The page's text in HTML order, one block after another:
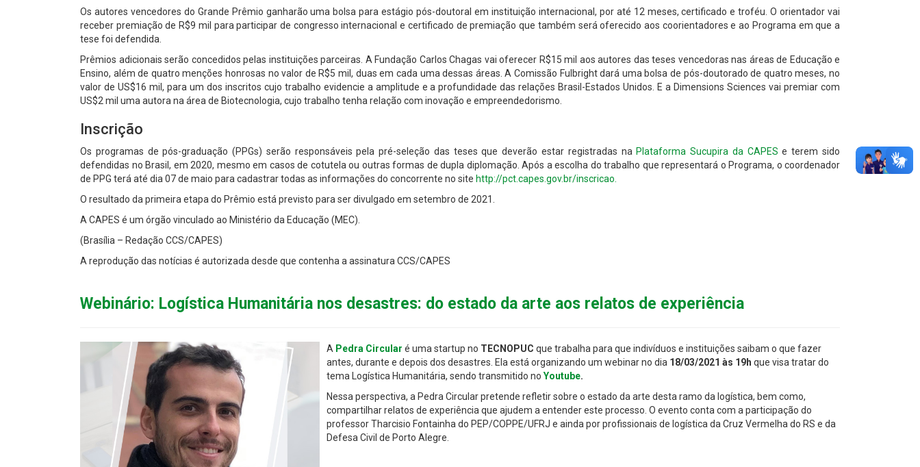
Os autores vencedores do Grande Prêmio ganharão uma bolsa para estágio pós-doutoral em instituição internacional, por até 12 meses, certificado e troféu. O orientador vai
receber premiação de R$9 mil para participar de congresso internacional e certificado de premiação que também será oferecido aos coorientadores e ao Programa em que a
tese foi defendida.
Prêmios adicionais serão concedidos pelas instituições parceiras. A Fundação Carlos Chagas vai oferecer R$15 mil aos autores das teses vencedoras nas áreas de Educação e
Ensino, além de quatro menções honrosas no valor de R$5 mil, duas em cada uma dessas áreas. A Comissão Fulbright dará uma bolsa de pós-doutorado de quatro meses, no
valor de US$16 mil, para um dos inscritos cujo trabalho evidencie a amplitude e a profundidade das relações Brasil-Estados Unidos. E a Dimensions Sciences vai premiar com
US$2 mil uma autora na área de Biotecnologia, cujo trabalho tenha relação com inovação e empreendedorismo.
Inscrição
Os programas de pós-graduação (PPGs) serão responsáveis pela pré-seleção das teses que deverão estar registradas na Plataforma Sucupira da CAPES e terem sido
defendidas no Brasil, em 2020, mesmo em casos de cotutela ou outras formas de dupla diplomação. Após a escolha do trabalho que representará o Programa, o coordenador
de PPG terá até dia 07 de maio para cadastrar todas as informações do concorrente no site http://pct.capes.gov.br/inscricao.
O resultado da primeira etapa do Prêmio está previsto para ser divulgado em setembro de 2021.
A CAPES é um órgão vinculado ao Ministério da Educação (MEC).
(Brasília – Redação CCS/CAPES)
A reprodução das notícias é autorizada desde que contenha a assinatura CCS/CAPES
Webinário: Logística Humanitária nos desastres: do estado da arte aos relatos de experiência
A Pedra Circular é uma startup no TECNOPUC que trabalha para que indivíduos e instituições saibam o que fazer
antes, durante e depois dos desastres. Ela está organizando um webinar no dia 18/03/2021 às 19h que visa tratar do
tema Logística Humanitária, sendo transmitido no Youtube.
Nessa perspectiva, a Pedra Circular pretende refletir sobre o estado da arte desta ramo da logística, bem como,
compartilhar relatos de experiência que ajudem a entender este processo. O evento conta com a participação do
professor Tharcisio Fontainha do PEP/COPPE/UFRJ e ainda por profissionais de logística da Cruz Vermelha do RS e da
Defesa Civil de Porto Alegre.